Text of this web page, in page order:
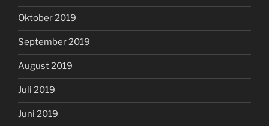
Oktober 2019
September 2019
August 2019
Juli 2019
Juni 2019